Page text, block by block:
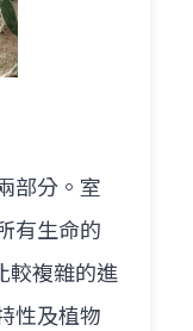
部分。室
有生命的
較複雜的進
性及植物